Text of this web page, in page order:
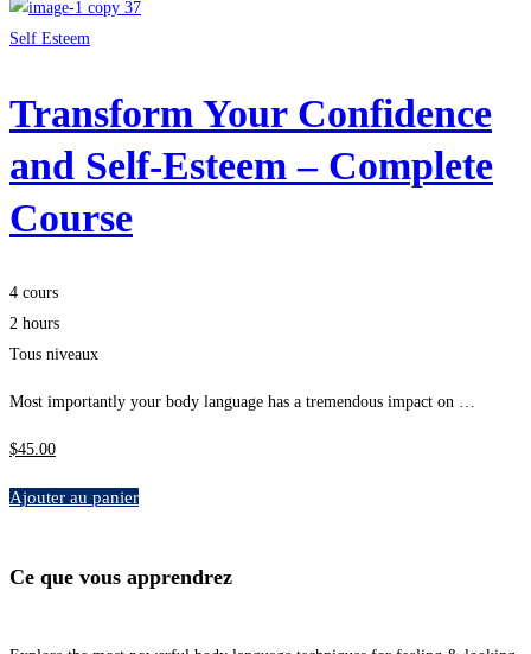
Self Esteem
Transform Your Confidence
and Self-Esteem – Complete
Course
4 cours
2 hours
Tous niveaux
Most importantly your body language has a tremendous impact on …
$45.00
Ajouter au panier
Ce que vous apprendrez